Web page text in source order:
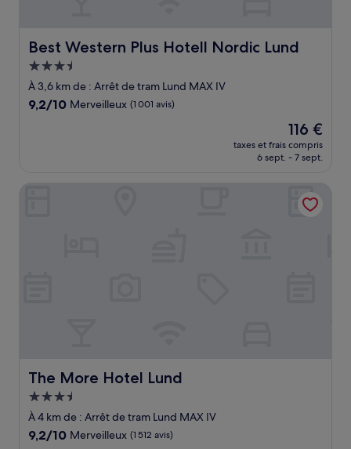
Best Western Plus Hotell Nordic Lund
Best Western Plus Hotell Nordic Lund
Hébergement
3.5 étoiles
À 3,6 km de : Arrêt de tram Lund MAX IV
9.2
9,2/10 Merveilleux (1 001 avis)
Le
nouveau
prix
de
116 €
116 €
taxes et frais compris
6 sept. - 7 sept.
The More Hotel Lund
The More Hotel Lund
Hébergement
3.5 étoiles
À 4 km de : Arrêt de tram Lund MAX IV
9.2
9,2/10 Merveilleux (1 512 avis)